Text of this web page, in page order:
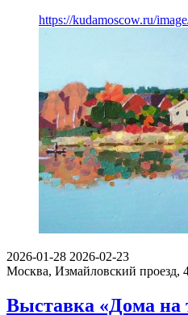
https://kudamoscow.ru/
2026-01-28 2026-02-23
Москва, Измайловский проезд,
Выставка «Дома на